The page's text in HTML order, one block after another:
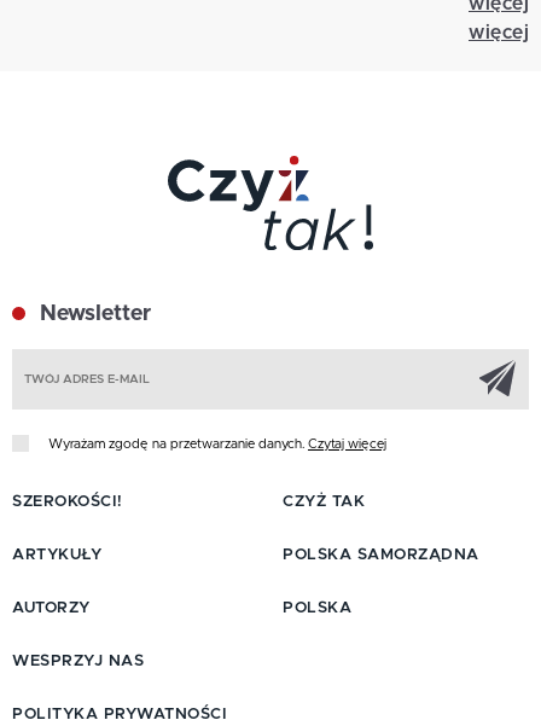
więcej
Newsletter
Wyrażam zgodę na przetwarzanie danych. Czytaj więcej
SZEROKOŚCI!
ARTYKUŁY
AUTORZY
CZYŻ TAK
POLSKA SAMORZĄDNA
POLSKA
WESPRZYJ NAS
POLITYKA PRYWATNOŚCI